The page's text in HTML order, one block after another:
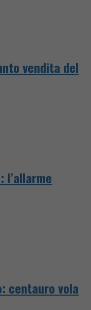
vendita del
l’allarme
centauro vola